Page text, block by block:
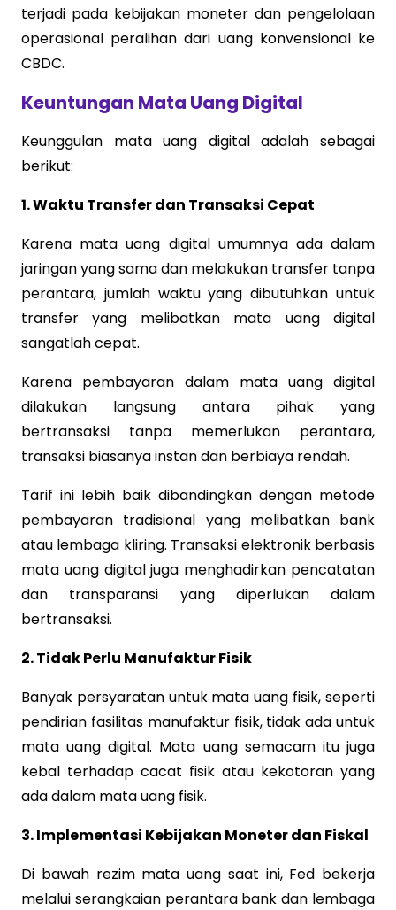
terjadi pada kebijakan moneter dan pengelolaan
operasional peralihan dari uang konvensional ke
CBDC.
Keuntungan Mata Uang Digital
Keunggulan mata uang digital adalah sebagai
berikut:
1. Waktu Transfer dan Transaksi Cepat
Karena mata uang digital umumnya ada dalam
jaringan yang sama dan melakukan transfer tanpa
perantara, jumlah waktu yang dibutuhkan untuk
transfer yang melibatkan mata uang digital
sangatlah cepat.
Karena pembayaran dalam mata uang digital
dilakukan langsung antara pihak yang
bertransaksi tanpa memerlukan perantara,
transaksi biasanya instan dan berbiaya rendah.
Tarif ini lebih baik dibandingkan dengan metode
pembayaran tradisional yang melibatkan bank
atau lembaga kliring. Transaksi elektronik berbasis
mata uang digital juga menghadirkan pencatatan
dan transparansi yang diperlukan dalam
bertransaksi.
2. Tidak Perlu Manufaktur Fisik
Banyak persyaratan untuk mata uang fisik, seperti
pendirian fasilitas manufaktur fisik, tidak ada untuk
mata uang digital. Mata uang semacam itu juga
kebal terhadap cacat fisik atau kekotoran yang
ada dalam mata uang fisik.
3. Implementasi Kebijakan Moneter dan Fiskal
Di bawah rezim mata uang saat ini, Fed bekerja
melalui serangkaian perantara bank dan lembaga